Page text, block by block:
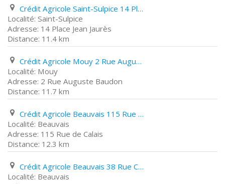
Crédit Agricole Saint-Sulpice 14 Place Jean Jaurès
Saint-Sulpice
14 Place Jean Jaurès
11.4 km
Crédit Agricole Mouy 2 Rue Auguste Baudon
Mouy
2 Rue Auguste Baudon
11.7 km
Crédit Agricole Beauvais 115 Rue de Calais
Beauvais
115 Rue de Calais
12.3 km
Crédit Agricole Beauvais 38 Rue Carnot
Beauvais